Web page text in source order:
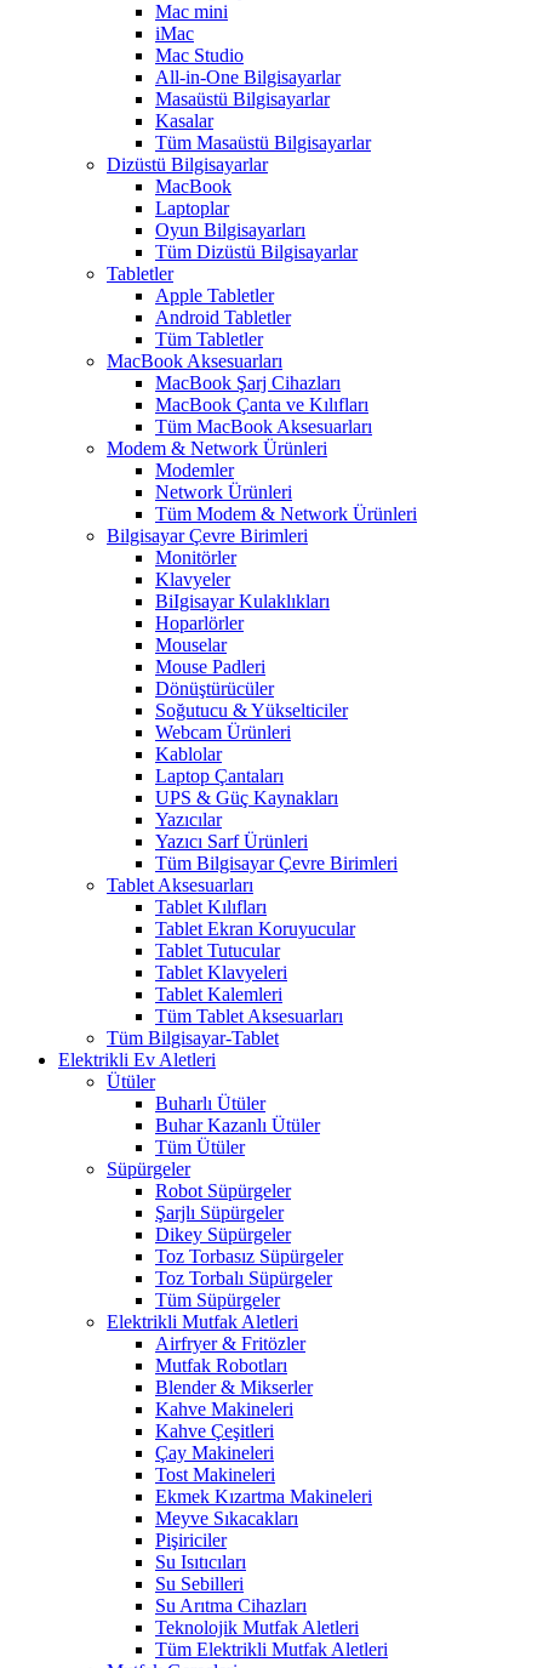
Mac mini
iMac
Mac Studio
All-in-One Bilgisayarlar
Masaüstü Bilgisayarlar
Kasalar
Tüm Masaüstü Bilgisayarlar
Dizüstü Bilgisayarlar
MacBook
Laptoplar
Oyun Bilgisayarları
Tüm Dizüstü Bilgisayarlar
Tabletler
Apple Tabletler
Android Tabletler
Tüm Tabletler
MacBook Aksesuarları
MacBook Şarj Cihazları
MacBook Çanta ve Kılıfları
Tüm MacBook Aksesuarları
Modem & Network Ürünleri
Modemler
Network Ürünleri
Tüm Modem & Network Ürünleri
Bilgisayar Çevre Birimleri
Monitörler
Klavyeler
BiIgisayar Kulaklıkları
Hoparlörler
Mouselar
Mouse Padleri
Dönüştürücüler
Soğutucu & Yükselticiler
Webcam Ürünleri
Kablolar
Laptop Çantaları
UPS & Güç Kaynakları
Yazıcılar
Yazıcı Sarf Ürünleri
Tüm Bilgisayar Çevre Birimleri
Tablet Aksesuarları
Tablet Kılıfları
Tablet Ekran Koruyucular
Tablet Tutucular
Tablet Klavyeleri
Tablet Kalemleri
Tüm Tablet Aksesuarları
Tüm Bilgisayar-Tablet
Elektrikli Ev Aletleri
Ütüler
Buharlı Ütüler
Buhar Kazanlı Ütüler
Tüm Ütüler
Süpürgeler
Robot Süpürgeler
Şarjlı Süpürgeler
Dikey Süpürgeler
Toz Torbasız Süpürgeler
Toz Torbalı Süpürgeler
Tüm Süpürgeler
Elektrikli Mutfak Aletleri
Airfryer & Fritözler
Mutfak Robotları
Blender & Mikserler
Kahve Makineleri
Kahve Çeşitleri
Çay Makineleri
Tost Makineleri
Ekmek Kızartma Makineleri
Meyve Sıkacakları
Pişiriciler
Su Isıtıcıları
Su Sebilleri
Su Arıtma Cihazları
Teknolojik Mutfak Aletleri
Tüm Elektrikli Mutfak Aletleri